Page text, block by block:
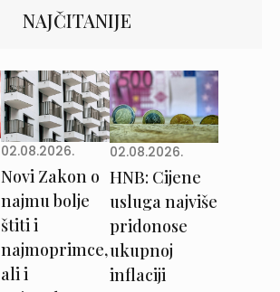
NAJČITANIJE
02.08.2026.
Novi Zakon o
najmu bolje
štiti i
najmoprimce,
ali i
02.08.2026.
HNB: Cijene
usluga najviše
pridonose
ukupnoj
inflaciji